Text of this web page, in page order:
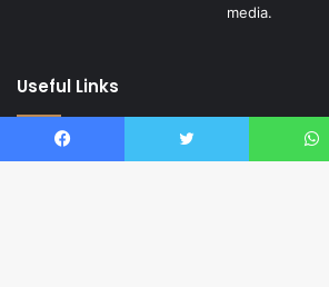
media.
Useful Links
About Us
Facebook Twitter WhatsApp